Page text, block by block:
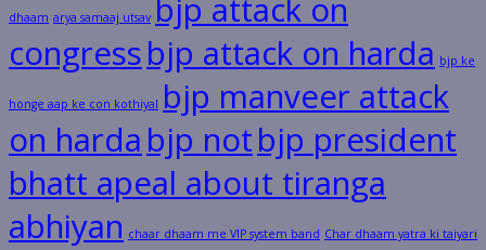
dhaam arya samaaj utsav bjp attack on
congressbjp attack on harda bjp ke
honge aap ke con kothiyal bjp manveer attack
on harda bjp notbjp president
bhatt apeal about tiranga
abhiyan chaar dhaam me VIP system band Char dhaam yatra ki taiyari